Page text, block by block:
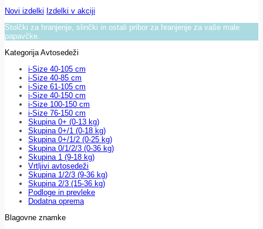
Novi izdelki Izdelki v akciji
Stolčki za hranjenje, slinčki in ostali pribor za hranjenje za vaše male
papavčke.
Kategorija Avtosedeži
i-Size 40-105 cm
i-Size 40-85 cm
i-Size 61-105 cm
i-Size 40-150 cm
i-Size 100-150 cm
i-Size 76-150 cm
Skupina 0+ (0-13 kg)
Skupina 0+/1 (0-18 kg)
Skupina 0+/1/2 (0-25 kg)
Skupina 0/1/2/3 (0-36 kg)
Skupina 1 (9-18 kg)
Vrtljivi avtosedeži
Skupina 1/2/3 (9-36 kg)
Skupina 2/3 (15-36 kg)
Podloge in prevleke
Dodatna oprema
Blagovne znamke